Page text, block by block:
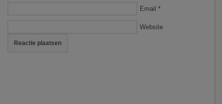
Email *
Website